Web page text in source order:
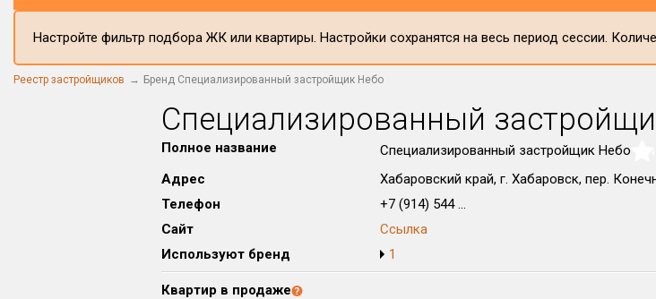
Настройте фильтр подбора ЖК или квартиры. Настройки сохранятся на весь период сессии.
Реестр застройщиков Бренд Специализированный застройщик Небо
Специализированный
Полное название
Специализированный застройщик Небо
Адрес
Хабаровский край, г. Хабаровск, пер.
Телефон
+7 (914) 544 ...
Сайт
Ссылка
Используют бренд
1
Квартир в продаже